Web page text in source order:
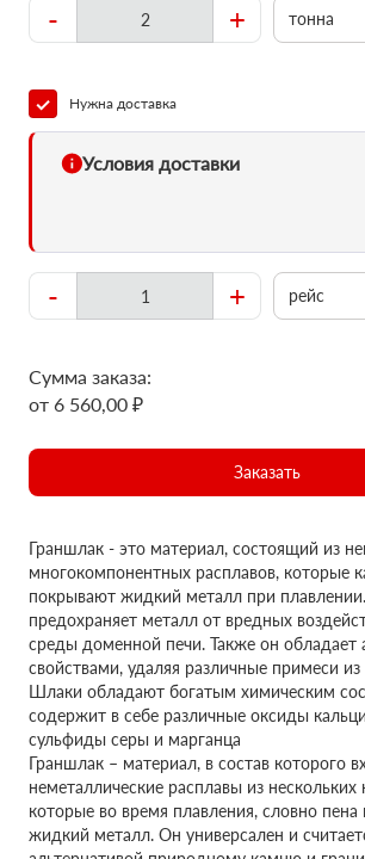
- + тонна
Нужна доставка
Условия доставки
- + рейс
Сумма заказа:
от 6 560,00 ₽
Заказать
Граншлак - это материал, состоящий из
многокомпонентных расплавов, которые
покрывают жидкий металл при
предохраняет металл от вредных
среды доменной печи. Также он
свойствами, удаляя различные примеси из
Шлаки обладают богатым химическим
содержит в себе различные оксиды
сульфиды серы и марганца
Граншлак – материал, в состав которого
неметаллические расплавы из нескольких
которые во время плавления, словно
жидкий металл. Он универсален и